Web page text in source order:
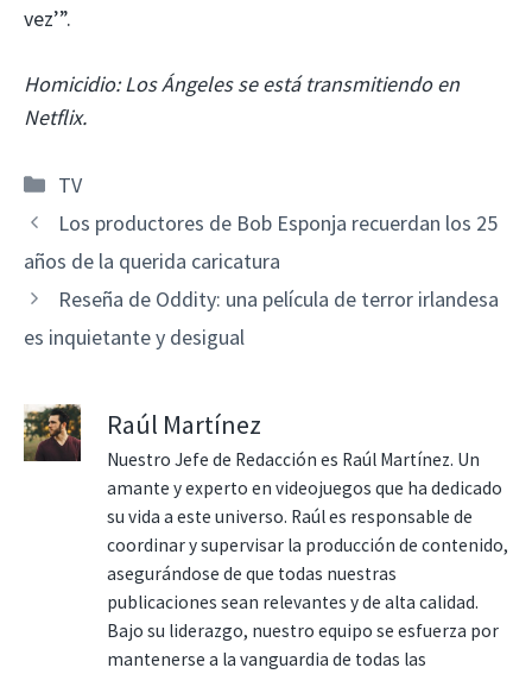
vez’”.
Homicidio: Los Ángeles se está transmitiendo en
Netflix.
Categorías
TV
Los productores de Bob Esponja recuerdan los 25
años de la querida caricatura
Reseña de Oddity: una película de terror irlandesa
es inquietante y desigual
Raúl Martínez
Nuestro Jefe de Redacción es Raúl Martínez. Un
amante y experto en videojuegos que ha dedicado
su vida a este universo. Raúl es responsable de
coordinar y supervisar la producción de contenido,
asegurándose de que todas nuestras
publicaciones sean relevantes y de alta calidad.
Bajo su liderazgo, nuestro equipo se esfuerza por
mantenerse a la vanguardia de todas las